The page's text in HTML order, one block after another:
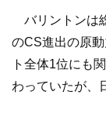
バリントンは
のCS進出の原
ト全体1位にも
わっていたが、